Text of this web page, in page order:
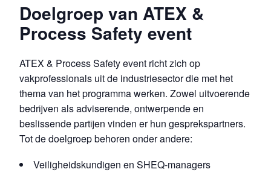
Doelgroep van ATEX &
Process Safety event
ATEX & Process Safety event richt zich op
vakprofessionals uit de industriesector die met het
thema van het programma werken. Zowel uitvoerende
bedrijven als adviserende, ontwerpende en
beslissende partijen vinden er hun gesprekspartners.
Tot de doelgroep behoren onder andere:
Veiligheidskundigen en SHEQ-managers